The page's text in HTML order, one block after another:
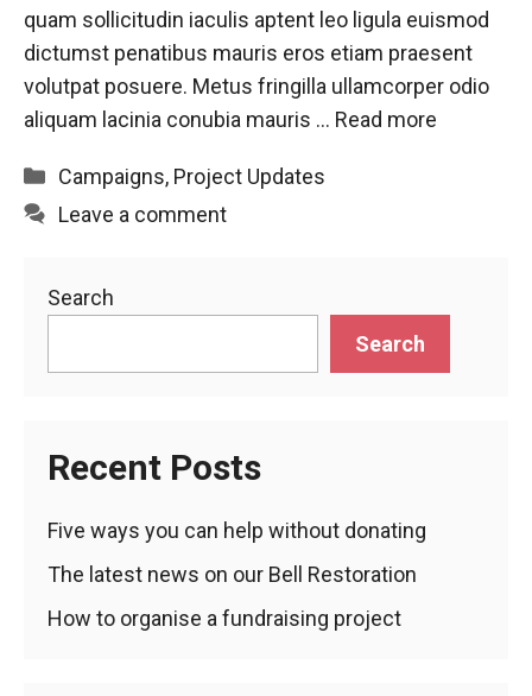
quam sollicitudin iaculis aptent leo ligula euismod
dictumst penatibus mauris eros etiam praesent
volutpat posuere. Metus fringilla ullamcorper odio
aliquam lacinia conubia mauris … Read more
Categories
Campaigns, Project Updates
Leave a comment
Search
Search
Recent Posts
Five ways you can help without donating
The latest news on our Bell Restoration
How to organise a fundraising project